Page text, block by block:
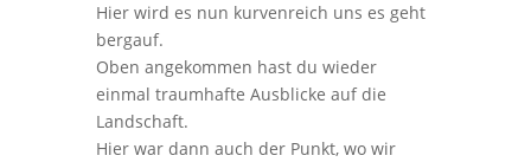
Hier wird es nun kurvenreich uns es geht
bergauf.
Oben angekommen hast du wieder
einmal traumhafte Ausblicke auf die
Landschaft.
Hier war dann auch der Punkt, wo wir